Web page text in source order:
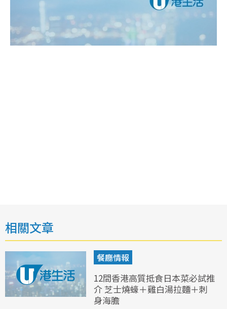
相關文章
餐廳情報
12間香港高質抵食日本菜必試推
介 芝士燒蠔＋雞白湯拉麵＋刺
身海膽